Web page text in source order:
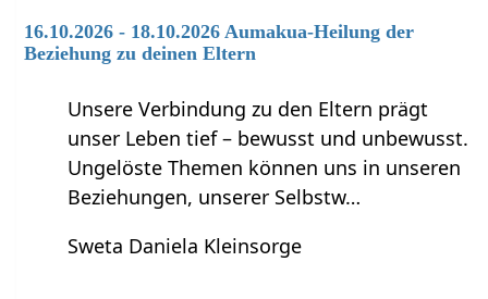
16.10.2026 - 18.10.2026 Aumakua-Heilung der
Beziehung zu deinen Eltern
Unsere Verbindung zu den Eltern prägt
unser Leben tief – bewusst und unbewusst.
Ungelöste Themen können uns in unseren
Beziehungen, unserer Selbstw…
Sweta Daniela Kleinsorge